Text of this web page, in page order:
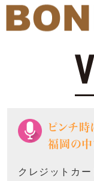
ピンチ
福岡の
クレジットカ